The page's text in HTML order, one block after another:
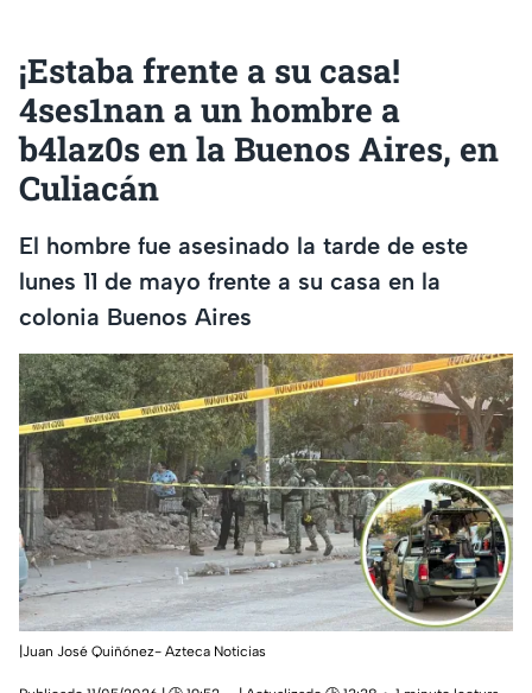
¡Estaba frente a su casa!
4ses1nan a un hombre a
b4laz0s en la Buenos Aires, en
Culiacán
El hombre fue asesinado la tarde de este
lunes 11 de mayo frente a su casa en la
colonia Buenos Aires
|Juan José Quiñónez- Azteca Noticias